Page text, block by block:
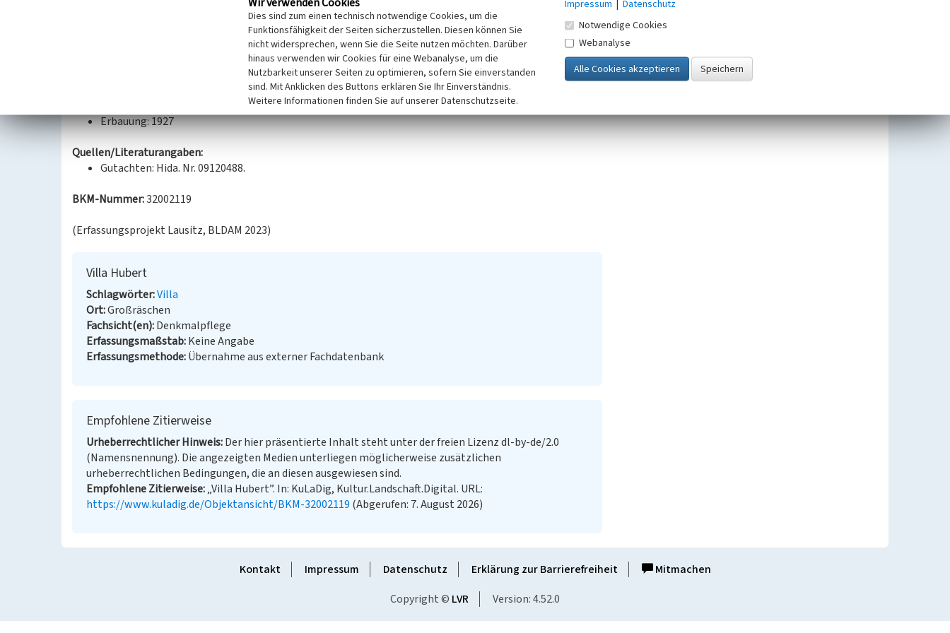
Siedlungsbauten sowie öffentliche Gebäude in der Niederlausitz. Die Villa Hubert
führte er als Privatauftrag aus. Der Bau veranschaulicht das Repräsentationsbedürfnis
einer wohlhabenden Gesellschaftsschicht und dokumentiert den hohen
Entwicklungsstand der Großräschener Ziegeleiwerke. Infolge ihrer historischen,
architektonischen und städtebaulichen Bedeutung ist die Villa Baudenkmal.
Erbauung: 1927
Quellen/Literaturangaben:
Gutachten: Hida. Nr. 09120488.
BKM-Nummer:32002119
(Erfassungsprojekt Lausitz, BLDAM 2023)
Villa Hubert
Schlagwörter Villa
Ort Großräschen
Fachsicht(en) Denkmalpflege
Erfassungsmaßstab Keine Angabe
Erfassungsmethode Übernahme aus externer Fachdatenbank
Empfohlene Zitierweise
Urheberrechtlicher Hinweis Der hier präsentierte Inhalt steht unter der freien Lizenz dl-by-de/2.0
(Namensnennung). Die angezeigten Medien unterliegen möglicherweise zusätzlichen
urheberrechtlichen Bedingungen, die an diesen ausgewiesen sind.
Empfohlene Zitierweise „Villa Hubert”. In: KuLaDig, Kultur.Landschaft.Digital. URL:
https://www.kuladig.de/Objektansicht/BKM-32002119 (Abgerufen: 7. August 2026)
Kontakt Impressum Datenschutz Erklärung zur Barrierefreiheit
Mitmachen
Copyright © LVR Version: 4.52.0
Dies sind zum einen technisch notwendige Cookies, um die
Funktionsfähigkeit der Seiten sicherzustellen. Diesen können Sie
nicht widersprechen, wenn Sie die Seite nutzen möchten. Darüber
hinaus verwenden wir Cookies für eine Webanalyse, um die
Nutzbarkeit unserer Seiten zu optimieren, sofern Sie einverstanden
sind. Mit Anklicken des Buttons erklären Sie Ihr Einverständnis.
Weitere Informationen finden Sie auf unserer Datenschutzseite.
Impressum | Datenschutz
Notwendige Cookies
Webanalyse